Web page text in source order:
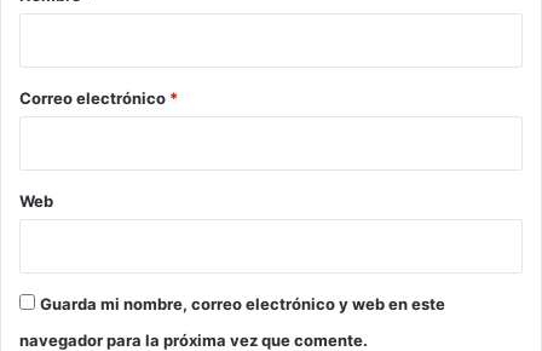
*
Correo electrónico *
Web
Guarda mi nombre, correo electrónico y web en este
navegador para la próxima vez que comente.